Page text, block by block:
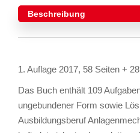
Beschreibung
1. Auflage 2017, 58 Seiten +
Das Buch enthält 109
ungebundener Form sowie
Ausbildungsberuf